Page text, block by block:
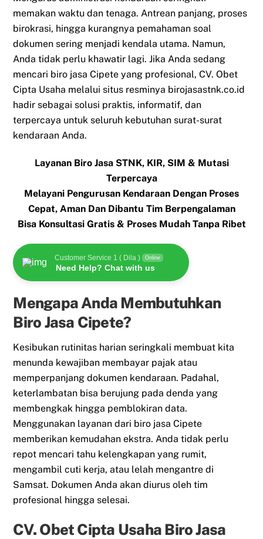
memakan waktu dan tenaga. Antrean panjang, proses
birokrasi, hingga kurangnya pemahaman soal
dokumen sering menjadi kendala utama. Namun,
Anda tidak perlu khawatir lagi. Jika Anda sedang
mencari biro jasa Cipete yang profesional, CV. Obet
Cipta Usaha melalui situs resminya birojasastnk.co.id
hadir sebagai solusi praktis, informatif, dan
terpercaya untuk seluruh kebutuhan surat-surat
kendaraan Anda.
Layanan Biro Jasa STNK, KIR, SIM & Mutasi
Terpercaya
Melayani Pengurusan Kendaraan Dengan Proses
Cepat, Aman Dan Dibantu Tim Berpengalaman
Bisa Konsultasi Gratis & Proses Mudah Tanpa Ribet
Customer Service 1 ( Dila ) Online
Need Help? Chat with us
Mengapa Anda Membutuhkan
Biro Jasa Cipete?
Kesibukan rutinitas harian seringkali membuat kita
menunda kewajiban membayar pajak atau
memperpanjang dokumen kendaraan. Padahal,
keterlambatan bisa berujung pada denda yang
membengkak hingga pemblokiran data.
Menggunakan layanan dari biro jasa Cipete
memberikan kemudahan ekstra. Anda tidak perlu
repot mencari tahu kelengkapan yang rumit,
mengambil cuti kerja, atau lelah mengantre di
Samsat. Dokumen Anda akan diurus oleh tim
profesional hingga selesai.
CV. Obet Cipta Usaha Biro Jasa